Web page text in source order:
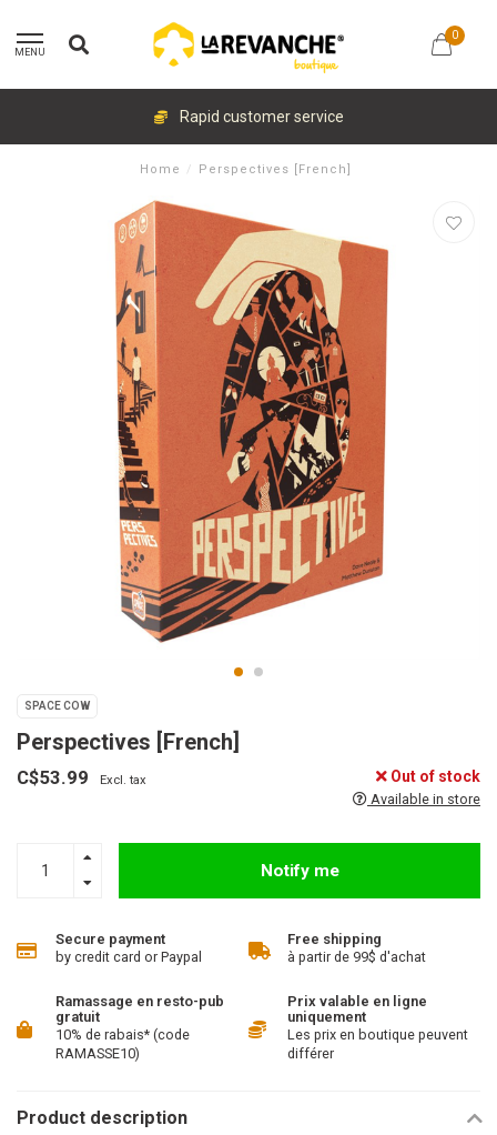
MENU
0
Rapid customer service
Home / Perspectives [French]
SPACE COW
Perspectives [French]
C$53.99 Excl. tax Out of stock
Available in store
Notify me
Secure payment
by credit card or Paypal
Free shipping
à partir de 99$ d'achat
Ramassage en resto-pub
gratuit
10% de rabais* (code
RAMASSE10)
Prix valable en ligne
uniquement
Les prix en boutique peuvent
différer
Product description